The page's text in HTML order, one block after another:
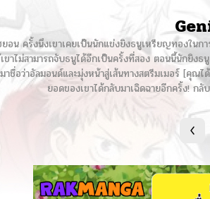
อน ครั้งนึงเขาเคยเป็นนักแข่งยิงธนูเหรียญทองในก
ขาไม่สามารถจับธนูได้อีกเป็นครั้งที่สอง ตอนนี้นักยิง
าชื่อว่าอัลมอนด์และมุ่งหน้าสู่เส้นทางสตรีมเมอร์ [คุณ
ยอดของเขาได้กลับมาเฉิดฉายอีกครั้ง! ก